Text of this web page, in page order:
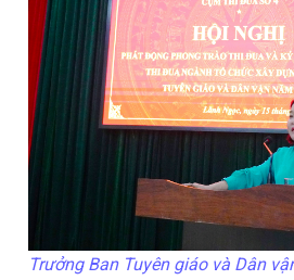
Trưởng Ban Tuyên giáo và Dân